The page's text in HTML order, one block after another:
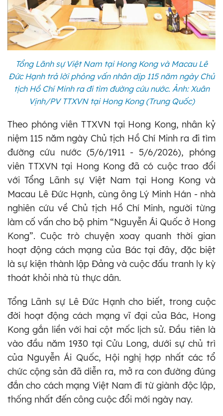
Tổng Lãnh sự Việt Nam tại Hong Kong và Macau Lê
Đức Hạnh trả lời phỏng vấn nhân dịp 115 năm ngày Chủ
tịch Hồ Chí Minh ra đi tìm đường cứu nước. Ảnh: Xuân
Vịnh/PV TTXVN tại Hong Kong (Trung Quốc)
Theo phóng viên TTXVN tại Hong Kong, nhân kỷ
niệm 115 năm ngày Chủ tịch Hồ Chí Minh ra đi tìm
đường cứu nước (5/6/1911 - 5/6/2026), phóng
viên TTXVN tại Hong Kong đã có cuộc trao đổi
với Tổng Lãnh sự Việt Nam tại Hong Kong và
Macau Lê Đức Hạnh, cùng ông Lý Minh Hán - nhà
nghiên cứu về Chủ tịch Hồ Chí Minh, người từng
làm cố vấn cho bộ phim “Nguyễn Ái Quốc ở Hong
Kong”. Cuộc trò chuyện xoay quanh thời gian
hoạt động cách mạng của Bác tại đây, đặc biệt
là sự kiện thành lập Đảng và cuộc đấu tranh ly kỳ
thoát khỏi nhà tù thực dân.
Tổng Lãnh sự Lê Đức Hạnh cho biết, trong cuộc
đời hoạt động cách mạng vĩ đại của Bác, Hong
Kong gắn liền với hai cột mốc lịch sử. Đầu tiên là
vào đầu năm 1930 tại Cửu Long, dưới sự chủ trì
của Nguyễn Ái Quốc, Hội nghị hợp nhất các tổ
chức cộng sản đã diễn ra, mở ra con đường đúng
đắn cho cách mạng Việt Nam đi từ giành độc lập,
thống nhất đến công cuộc đổi mới ngày nay.